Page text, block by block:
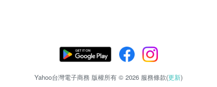
Yahoo台灣電子商務 版權所有 © 2026 服務條款(更新)